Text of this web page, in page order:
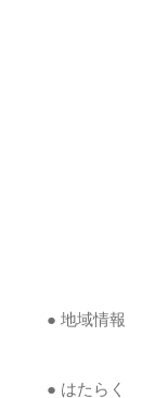
● 地域情報
● はたらく